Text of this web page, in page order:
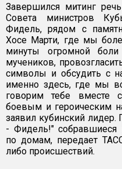
Завершился митинг
Совета министров
Фидель, рядом с
Хосе Марти, где мы
минуты огромной
мучеников,
символы и обсудить с
именно здесь, где мы
говорим тебе вместе
боевым и героическим
заявил кубинский лидер.
- Фидель!" собравшиеся
по домам, передает
либо происшествий.